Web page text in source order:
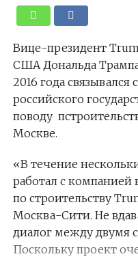
Вице-президент
США Дональда
2016 года
российского
поводу
Москве.
«В течение
работал с компанией
по строительству
Москва-Сити. Не
диалог между двумя
Поскольку проект